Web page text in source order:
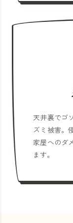
天井裏でゴ
ズミ被害。
家屋へのダ
ます。